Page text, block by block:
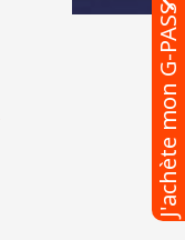
J'achète mon G-PASS